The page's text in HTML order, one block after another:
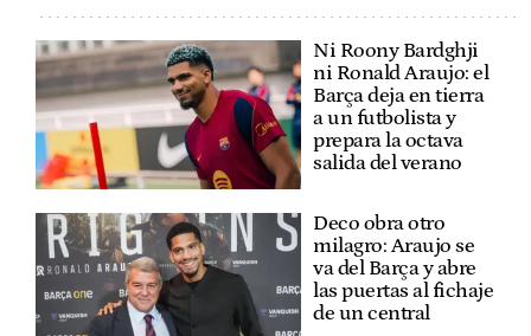
Ni Roony Bardghji
ni Ronald Araujo: el
Barça deja en tierra
a un futbolista y
prepara la octava
salida del verano
Deco obra otro
milagro: Araujo se
va del Barça y abre
las puertas al fichaje
de un central